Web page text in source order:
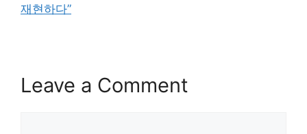
재현하다”
Leave a Comment